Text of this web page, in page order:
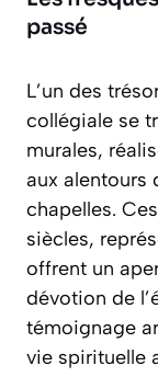
passé
L’un des
collégiale se
murales,
aux alentours
chapelles.
siècles,
offrent un
dévotion de
témoignage
vie spirituelle